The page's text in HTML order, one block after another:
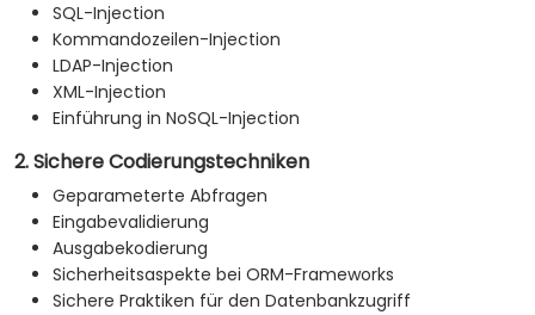
SQL-Injection
Kommandozeilen-Injection
LDAP-Injection
XML-Injection
Einführung in NoSQL-Injection
2. Sichere Codierungstechniken
Geparameterte Abfragen
Eingabevalidierung
Ausgabekodierung
Sicherheitsaspekte bei ORM-Frameworks
Sichere Praktiken für den Datenbankzugriff